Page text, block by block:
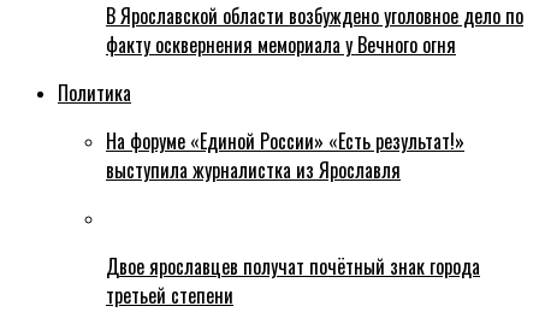
В Ярославской области возбуждено уголовное дело по
факту осквернения мемориала у Вечного огня
Политика
На форуме «Единой России» «Есть результат!»
выступила журналистка из Ярославля
Двое ярославцев получат почётный знак города
третьей степени